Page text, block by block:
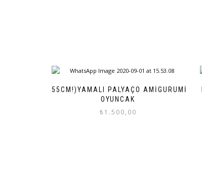
(55CM!)YAMALI PALYAÇO AMIGURUMI
OYUNCAK
₺1.500,00